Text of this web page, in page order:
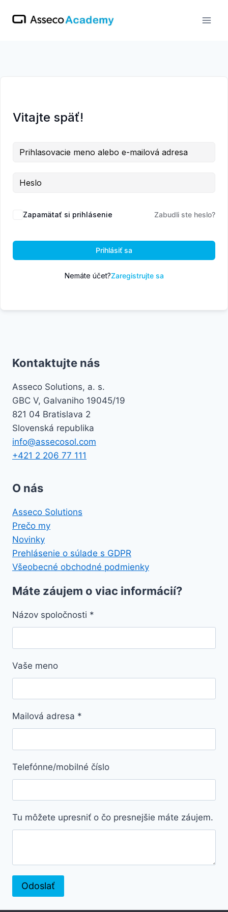
Vitajte späť!
Zapamätať si prihlásenie Zabudli ste heslo?
Prihlásiť sa
Nemáte účet?Zaregistrujte sa
Kontaktujte nás
Asseco Solutions, a. s.
GBC V, Galvaniho 19045/19
821 04 Bratislava 2
Slovenská republika
info@assecosol.com
+421 2 206 77 111
O nás
Asseco Solutions
Prečo my
Novinky
Prehlásenie o súlade s GDPR
Všeobecné obchodné podmienky
Máte záujem o viac informácií?
Názov spoločnosti *
Vaše meno
Mailová adresa *
Telefónne/mobilné číslo
Tu môžete upresniť o čo presnejšie máte záujem.
Odoslať